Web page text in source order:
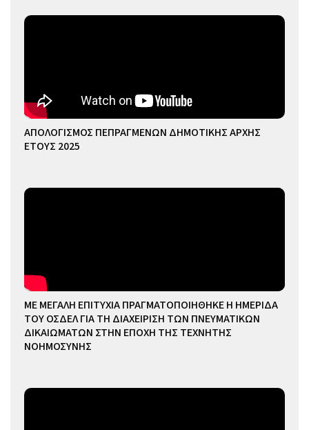
ΑΠΟΛΟΓΙΣΜΟΣ ΠΕΠΡΑΓΜΕΝΩΝ ΔΗΜΟΤΙΚΗΣ ΑΡΧΗΣ
ΕΤΟΥΣ 2025
ΜΕ ΜΕΓΑΛΗ ΕΠΙΤΥΧΙΑ ΠΡΑΓΜΑΤΟΠΟΙΗΘΗΚΕ Η ΗΜΕΡΙΔΑ
ΤΟΥ ΟΣΔΕΛ ΓΙΑ ΤΗ ΔΙΑΧΕΙΡΙΣΗ ΤΩΝ ΠΝΕΥΜΑΤΙΚΩΝ
ΔΙΚΑΙΩΜΑΤΩΝ ΣΤΗΝ ΕΠΟΧΗ ΤΗΣ ΤΕΧΝΗΤΗΣ
ΝΟΗΜΟΣΥΝΗΣ